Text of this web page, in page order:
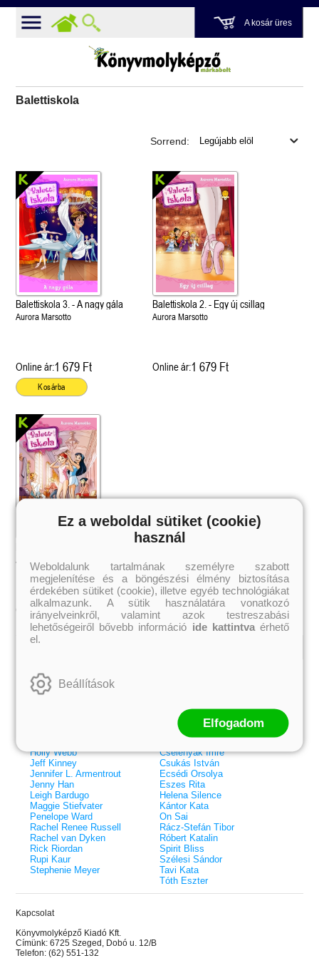
A kosár üres
Balettiskola
olvasható!
dicsőség (Az Előhírnök-trilógia
3.)
Különleges éldekorált kiadás!
Sorrend:
Balettiskola 3. - A nagy gála
Aurora Marsotto
Online ár:1 679 Ft
Kosárba
Balettiskola 2. - Egy új csillag
Aurora Marsotto
Online ár:1 679 Ft
Aurora Marsotto
Online ár:1 679 Ft
Külföldiek
Holly Webb
Jeff Kinney
Jennifer L. Armentrout
Jenny Han
Leigh Bardugo
Maggie Stiefvater
Penelope Ward
Rachel Renee Russell
Rachel van Dyken
Rick Riordan
Rupi Kaur
Stephenie Meyer
Benina
Bessenyei Gábor
Bodor Attila
Cselenyák Imre
Csukás István
Ecsédi Orsolya
Eszes Rita
Helena Silence
Kántor Kata
On Sai
Rácz-Stefán Tibor
Róbert Katalin
Spirit Bliss
Szélesi Sándor
Tavi Kata
Tóth Eszter
Kapcsolat
Könyvmolyképző Kiadó Kft.
Címünk: 6725 Szeged, Dobó u. 12/B
Telefon: (62) 551-132
Ez a weboldal sütiket (cookie)
használ
Weboldalunk tartalmának személyre szabott
megjelenítése és a böngészési élmény biztosítása
érdekében sütiket (cookie), illetve egyéb technológiákat
alkalmazunk. A sütik használatára vonatkozó
irányelveinkről, valamint azok testreszabási
lehetőségeiről bővebb információ ide kattintvaérhető
el.
Beállítások
Elfogadom